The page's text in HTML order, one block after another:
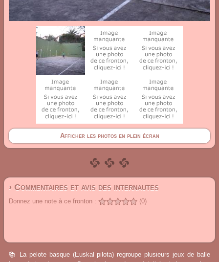
Afficher les photos en plein écran
› Commentaires et avis des internautes
Donnez une note à ce fronton : (0)
📚 La pelote basque (Euskal pilota) regroupe plusieurs jeux de balle